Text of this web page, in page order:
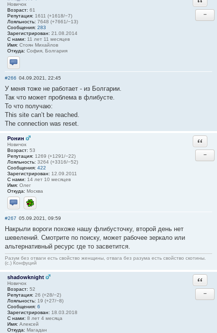
Новичок
Возраст: 61
Репутация: 1611 (+1618/−7)
Лояльность: 7648 (+7661/−13)
Сообщения: 283
Зарегистрирован: 21.08.2014
С нами: 11 лет 11 месяцев
Имя: Стоян Михайлов
Откуда: София, Болгария
Отправить личное сообщение
−
#266 04.09.2021, 22:45
У меня тоже не работает - из Болгарии.
Так что может проблема в флибусте.
То что получаю:
This site can’t be reached.
The connection was reset.
Ронин
Новичок
Возраст: 53
Репутация: 1269 (+1291/−22)
Лояльность: 3264 (+3316/−52)
Сообщения: 422
Зарегистрирован: 12.09.2011
С нами: 14 лет 10 месяцев
Имя: Олег
Откуда: Москва
Отправить личное сообщение
ICQ
−
#267 05.09.2021, 09:59
Накрыли вороги похоже нашу флибусточку, второй день нет
шевелений. Смотрите по поиску, может рабочее зеркало или
альтернативный ресурс где то засветится.
Разум без отваги есть свойство женщины, отвага без разума есть свойство скотины.
(с.) Конфуций
shadowknight
Новичок
Возраст: 52
Репутация: 26 (+28/−2)
Лояльность: 19 (+27/−8)
Сообщения: 6
Зарегистрирован: 18.03.2018
С нами: 8 лет 4 месяца
Имя: Алексей
Откуда: Магадан
−